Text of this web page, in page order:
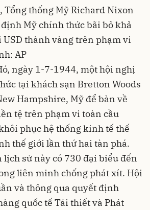
Tổng thống Mỹ Richard Nixon
Mỹ chính thức bãi bỏ khả
thành vàng trên phạm vi
AP
ngày 1-7-1944, một hội nghị
tại khách sạn Bretton Woods
Hampshire, Mỹ để bàn về
tệ trên phạm vi toàn cầu
phục hệ thống kinh tế thế
thế giới lần thứ hai tàn phá.
sử này có 730 đại biểu đến
liên minh chống phát xít. Hội
và thông qua quyết định
quốc tế Tái thiết và Phát